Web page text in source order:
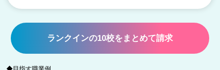
ランクインの10校をまとめて請求